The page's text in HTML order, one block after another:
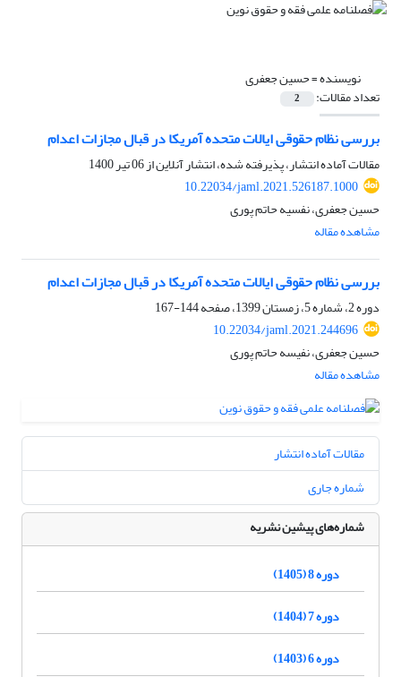
نویسنده =حسین جعفری
تعداد مقالات: 2
بررسی نظام حقوقی ایالات متحده آمریکا در قبال مجازات اعدام
مقالات آماده انتشار، پذیرفته شده، انتشار آنلاین از06 تیر 1400
10.22034/jaml.2021.526187.1000
حسین جعفری، نفسیه حاتم پوری
مشاهده مقاله
بررسی نظام حقوقی ایالات متحده آمریکا در قبال مجازات اعدام
دوره 2، شماره 5، زمستان 1399، صفحه
144-167
10.22034/jaml.2021.244696
حسین جعفری، نفیسه حاتم پوری
مشاهده مقاله
مقالات آماده انتشار
شماره جاری
شماره‌های پیشین نشریه
دوره 8 (1405)
دوره 7 (1404)
دوره 6 (1403)